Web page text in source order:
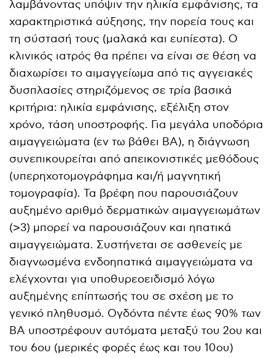
λαμβάνοντας υπόψιν την ηλικία εμφάνισης, τα
χαρακτηριστικά αύξησης, την πορεία τους και
τη σύστασή τους (μαλακά και ευπίεστα). Ο
κλινικός ιατρός θα πρέπει να είναι σε θέση να
διαχωρίσει το αιμαγγείωμα από τις αγγειακές
δυσπλασίες στηριζόμενος σε τρία βασικά
κριτήρια: ηλικία εμφάνισης, εξέλιξη στον
χρόνο, τάση υποστροφής. Για μεγάλα υποδόρια
αιμαγγειώματα (εν τω βάθει ΒΑ), η διάγνωση
συνεπικουρείται από απεικονιστικές μεθόδους
(υπερηχοτομογράφημα και/ή μαγνητική
τομογραφία). Τα βρέφη που παρουσιάζουν
αυξημένο αριθμό δερματικών αιμαγγειωμάτων
(>3) μπορεί να παρουσιάζουν και ηπατικά
αιμαγγειώματα. Συστήνεται σε ασθενείς με
διαγνωσμένα ενδοηπατικά αιμαγγειώματα να
ελέγχονται για υποθυρεοειδισμό λόγω
αυξημένης επίπτωσής του σε σχέση με το
γενικό πληθυσμό. Ογδόντα πέντε έως 90% των
ΒΑ υποστρέφουν αυτόματα μεταξύ του 2ου και
του 6ου (μερικές φορές έως και του 10ου)